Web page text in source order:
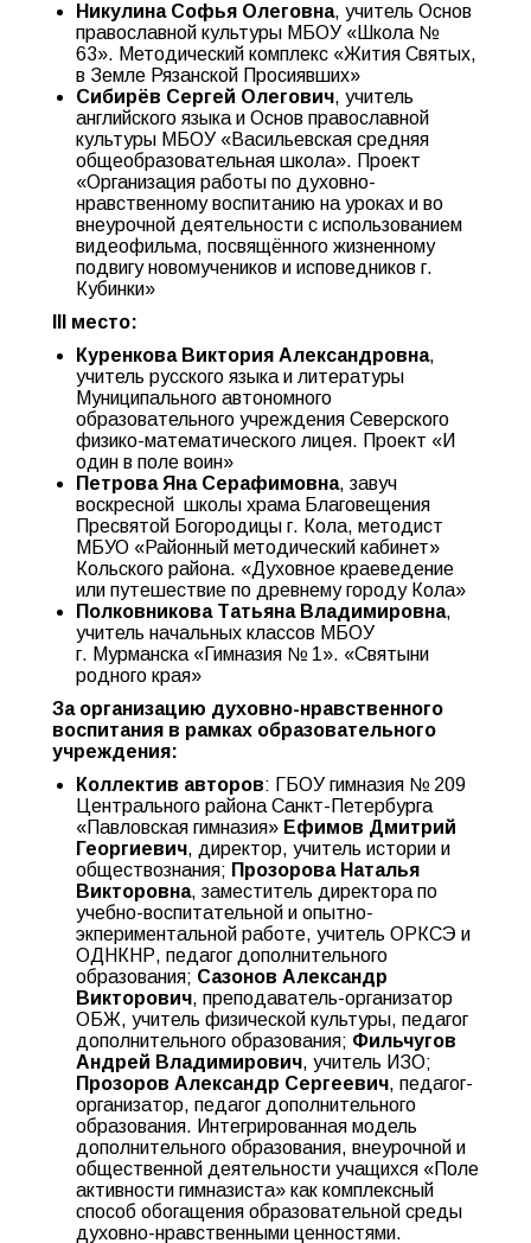
Никулина Софья Олеговна, учитель Основ
православной культуры МБОУ «Школа №
63». Методический комплекс «Жития Святых,
в Земле Рязанской Просиявших»
Сибирёв Сергей Олегович, учитель
английского языка и Основ православной
культуры МБОУ «Васильевская средняя
общеобразовательная школа». Проект
«Организация работы по духовно-
нравственному воспитанию на уроках и во
внеурочной деятельности с использованием
видеофильма, посвящённого жизненному
подвигу новомучеников и исповедников г.
Кубинки»
III место:
Куренкова Виктория Александровна,
учитель русского языка и литературы
Муниципального автономного
образовательного учреждения Северского
физико-математического лицея. Проект «И
один в поле воин»
Петрова Яна Серафимовна, завуч
воскресной школы храма Благовещения
Пресвятой Богородицы г. Кола, методист
МБУО «Районный методический кабинет»
Кольского района. «Духовное краеведение
или путешествие по древнему городу Кола»
Полковникова Татьяна Владимировна,
учитель начальных классов МБОУ
г. Мурманска «Гимназия № 1». «Святыни
родного края»
За организацию духовно-нравственного
воспитания в рамках образовательного
учреждения:
Коллектив авторов: ГБОУ гимназия № 209
Центрального района Санкт-Петербурга
«Павловская гимназия» Ефимов Дмитрий
Георгиевич, директор, учитель истории и
обществознания; Прозорова Наталья
Викторовна, заместитель директора по
учебно-воспитательной и опытно-
экпериментальной работе, учитель ОРКСЭ и
ОДНКНР, педагог дополнительного
образования; Сазонов Александр
Викторович, преподаватель-организатор
ОБЖ, учитель физической культуры, педагог
дополнительного образования; Фильчугов
Андрей Владимирович, учитель ИЗО;
Прозоров Александр Сергеевич, педагог-
организатор, педагог дополнительного
образования. Интегрированная модель
дополнительного образования, внеурочной и
общественной деятельности учащихся «Поле
активности гимназиста» как комплексный
способ обогащения образовательной среды
духовно-нравственными ценностями.